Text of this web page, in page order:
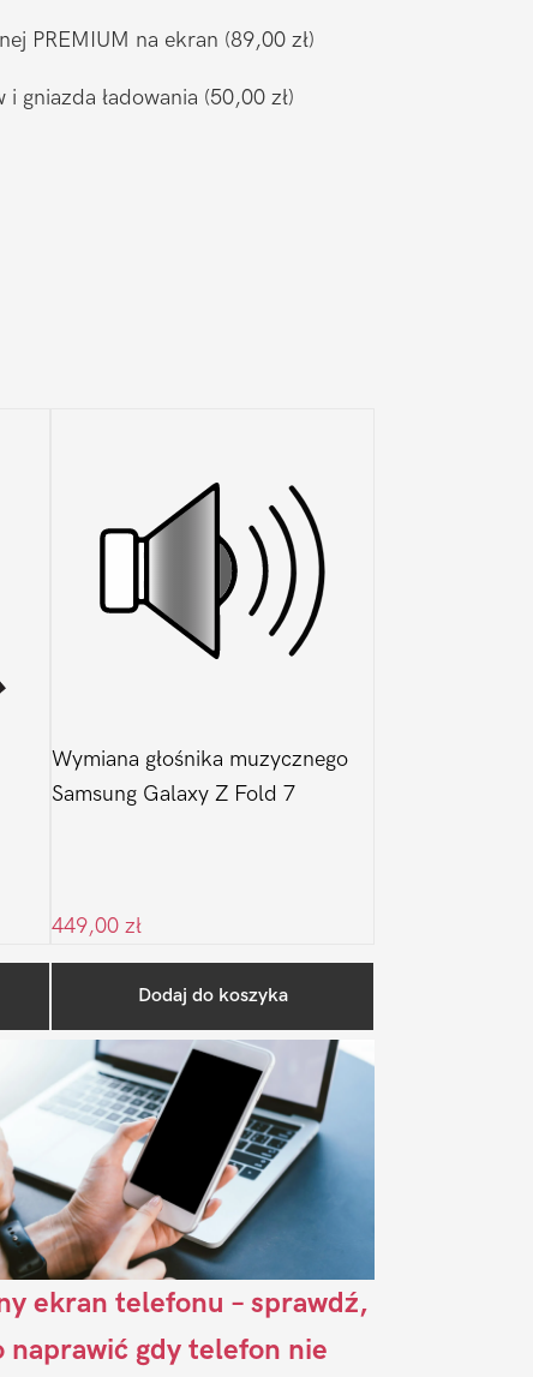
PREMIUM na ekran (89,00 zł)
i gniazda ładowania (50,00 zł)
Wymiana głośnika muzycznego
Samsung Galaxy Z Fold 7
449,00 zł
Dodaj do koszyka
ekran telefonu – sprawdź,
naprawić gdy telefon nie